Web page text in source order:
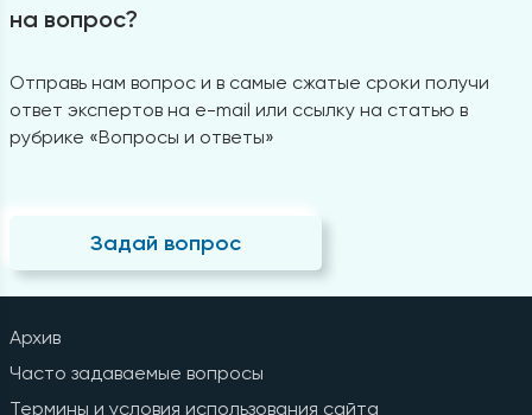
на вопрос?
Отправь нам вопрос и в самые сжатые сроки получи
ответ экспертов на e-mail или ссылку на статью в
рубрике «Вопросы и ответы»
Задай вопрос
Архив
Часто задаваемые вопросы
Термины и условия использования сайта